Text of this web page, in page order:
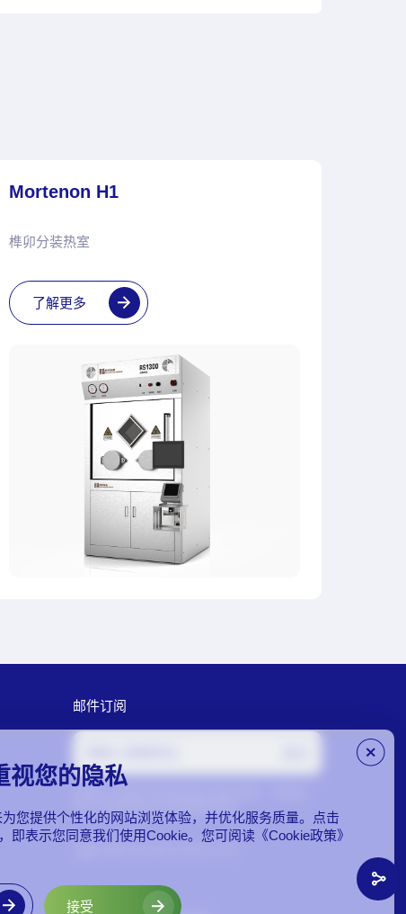
Mortenon H1
榫卯分装热室
了解更多
邮件订阅
视您的隐私
您提供个性化的网站浏览体验，并优化服务质量。点击
即表示您同意我们使用Cookie。您可阅读《Cookie政策》
接受